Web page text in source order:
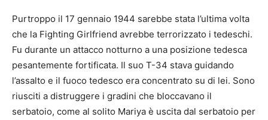
Purtroppo il 17 gennaio 1944 sarebbe stata l’ultima volta
che la Fighting Girlfriend avrebbe terrorizzato i tedeschi.
Fu durante un attacco notturno a una posizione tedesca
pesantemente fortificata. Il suo T-34 stava guidando
l’assalto e il fuoco tedesco era concentrato su di lei. Sono
riusciti a distruggere i gradini che bloccavano il
serbatoio, come al solito Mariya è uscita dal serbatoio per